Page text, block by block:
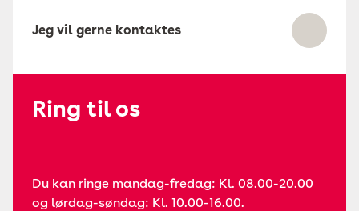
Jeg vil gerne kontaktes
Ring til os
Du kan ringe mandag-fredag: Kl. 08.00-20.00
og lørdag-søndag: Kl. 10.00-16.00.